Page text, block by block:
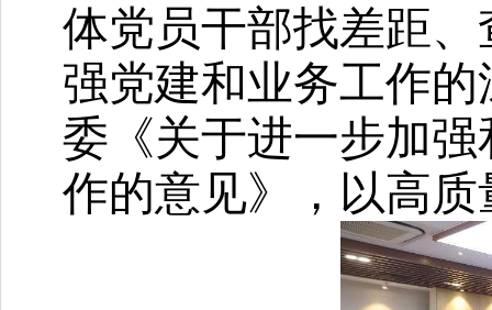
体党员干部找差距
强党建和业务工作
委《关于进一步加
作的意见》，以高